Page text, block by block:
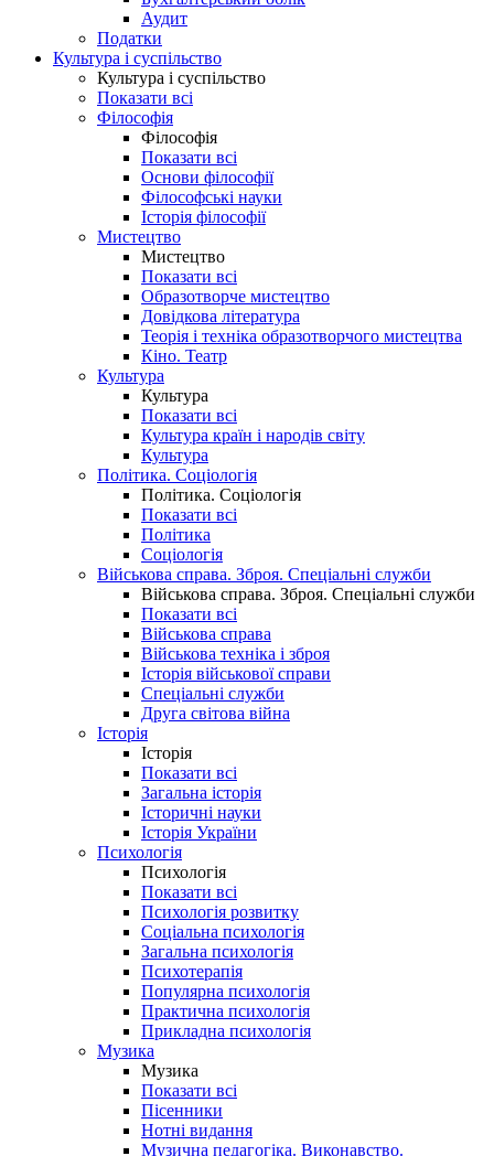
Аудит
Податки
Культура і суспільство
Культура і суспільство
Показати всі
Філософія
Філософія
Показати всі
Основи філософії
Філософські науки
Історія філософії
Мистецтво
Мистецтво
Показати всі
Образотворче мистецтво
Довідкова література
Теорія і техніка образотворчого мистецтва
Кіно. Театр
Культура
Культура
Показати всі
Культура країн і народів світу
Культура
Політика. Соціологія
Політика. Соціологія
Показати всі
Політика
Соціологія
Військова справа. Зброя. Спеціальні служби
Військова справа. Зброя. Спеціальні служби
Показати всі
Військова справа
Військова техніка і зброя
Історія військової справи
Спеціальні служби
Друга світова війна
Історія
Історія
Показати всі
Загальна історія
Історичні науки
Історія України
Психологія
Психологія
Показати всі
Психологія розвитку
Соціальна психологія
Загальна психологія
Психотерапія
Популярна психологія
Практична психологія
Прикладна психологія
Музика
Музика
Показати всі
Пісенники
Нотні видання
Музична педагогіка. Виконавство.